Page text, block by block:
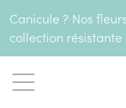
Canicule ? Nos
collection